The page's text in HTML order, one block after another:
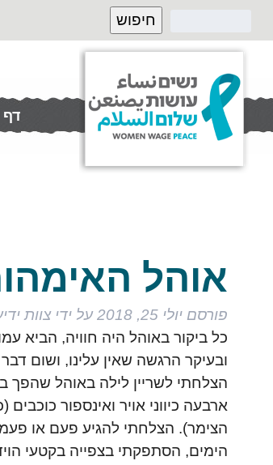
דף
אוהל
פורסם יולי 25, 2018 על ידי צוות
כל ביקור באוהל היה חוויה, הביא
ובעיקר הרגשה שאין עלינו, ושום
הצלחתי לשריין לילה באוהל שהפך
ארבעה כיווני אויר ואינספור
הצימר). הצלחתי להגיע פעם או
הימים, הסתפקתי בצפייה בקטעי